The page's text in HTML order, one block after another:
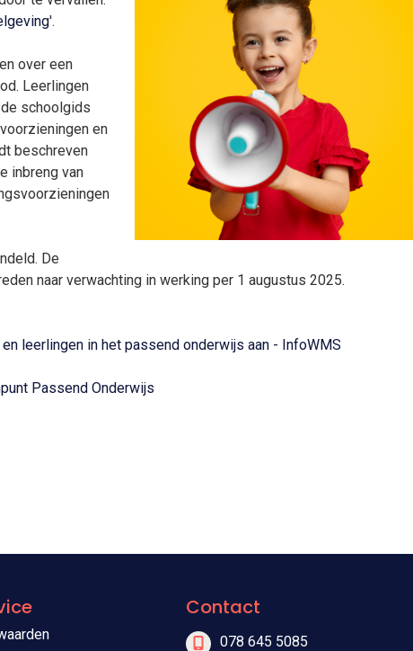
'.
over een
Leerlingen
schoolgids
en
beschreven
inbreng van
De
naar verwachting in werking per 1 augustus 2025.
leerlingen in het passend onderwijs aan - InfoWMS
Passend Onderwijs
Contact
078 645 5085